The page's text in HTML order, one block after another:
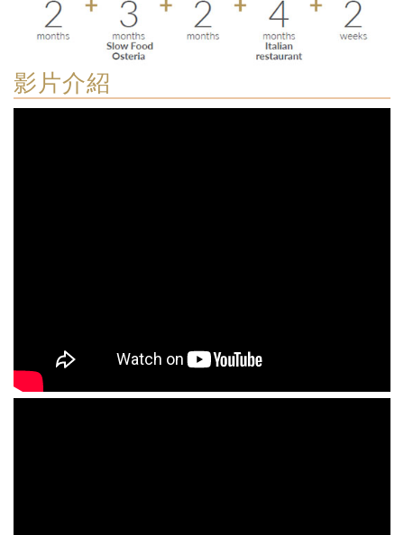
影片介紹